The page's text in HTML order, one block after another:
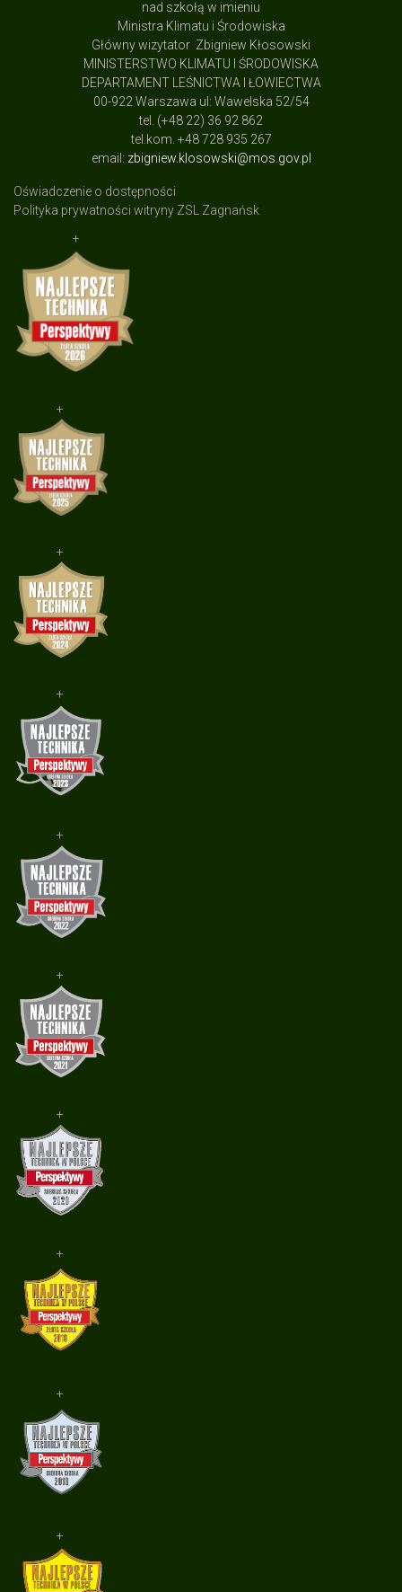
nad szkołą w imieniu
Ministra Klimatu i Środowiska
Główny wizytator Zbigniew Kłosowski
MINISTERSTWO KLIMATU I ŚRODOWISKA
DEPARTAMENT LEŚNICTWA I ŁOWIECTWA
00-922 Warszawa ul: Wawelska 52/54
tel. (+48 22) 36 92 862
tel.kom. +48 728 935 267
email: zbigniew.klosowski@mos.gov.pl
Oświadczenie o dostępności
Polityka prywatności witryny ZSL Zagnańsk
+
+
+
+
+
+
+
+
+
+